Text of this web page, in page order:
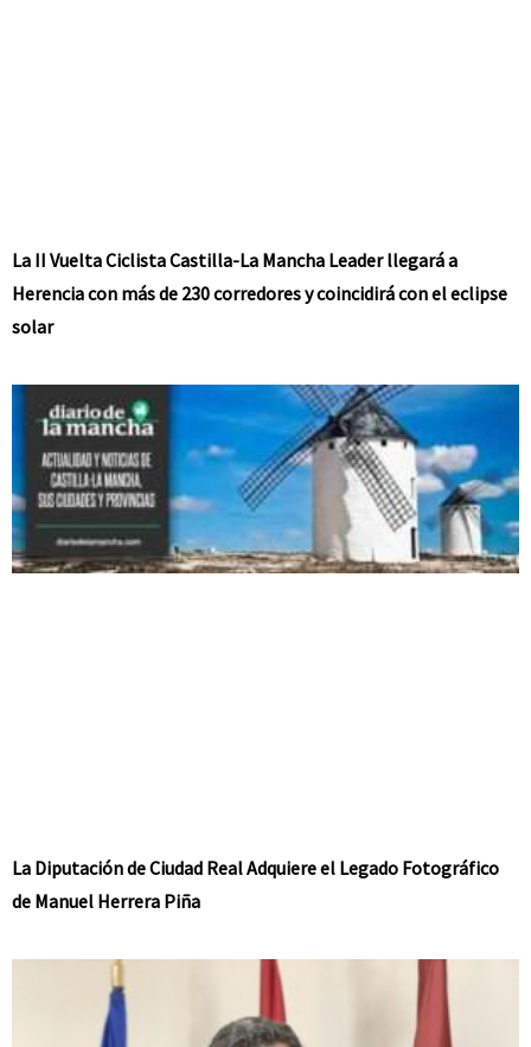
La II Vuelta Ciclista Castilla-La Mancha Leader llegará a
Herencia con más de 230 corredores y coincidirá con el eclipse
solar
La Diputación de Ciudad Real Adquiere el Legado Fotográfico
de Manuel Herrera Piña